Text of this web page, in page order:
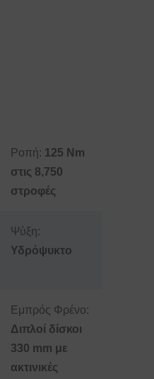
Ροπή: 125 Nm
στις 8,750
στροφές
Ψύξη:
Υδρόψυκτο
Εμπρός Φρένο:
Διπλοί δίσκοι
330 mm με
ακτινικές